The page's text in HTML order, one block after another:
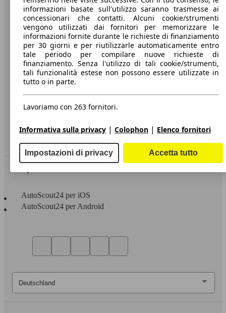
A proposito di AutoScout24
Stampa
Media
Condizioni generali
Informazioni
Dichiarazione di Accessibilità
Servizi
Area rivenditori
AutoScout24 per iOS
AutoScout24 per Android
informazioni basate sull'utilizzo saranno trasmesse ai
concessionari che contatti. Alcuni cookie/strumenti
vengono utilizzati dai fornitori per memorizzare le
informazioni fornite durante le richieste di finanziamento
per 30 giorni e per riutilizzarle automaticamente entro
tale periodo per compilare nuove richieste di
finanziamento. Senza l'utilizzo di tali cookie/strumenti,
tali funzionalità estese non possono essere utilizzate in
tutto o in parte.
Lavoriamo con 263 fornitori.
Informativa sulla privacy | Colophon | Elenco fornitori
Impostazioni di privacy Accetta tutto